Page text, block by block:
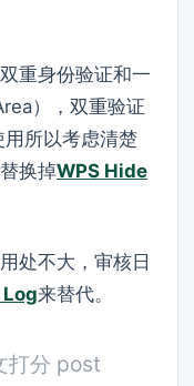
重身份验证和一
），双重验证
所以考虑清楚
换掉WPS Hide
处不大，审核日
来替代。
打分 post